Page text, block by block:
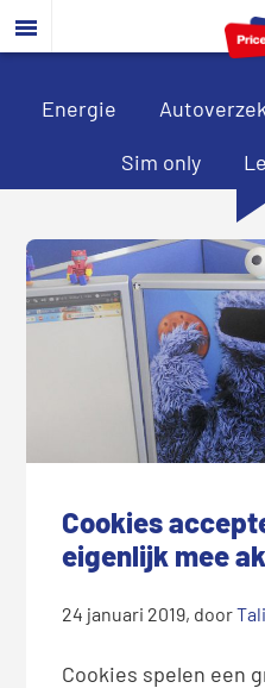
Door
naar
hoofd
Spring
naar
eerste
Spring
naar
voettekst
Energie
Sim only
Cookies
eigenlijk mee
24 januari 2019, door
Cookies spelen een